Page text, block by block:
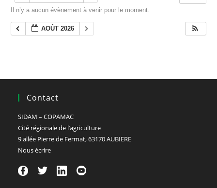
Il n’y a aucun évènement à venir pour le moment.
AOÛT 2026
Contact
SIDAM – COPAMAC
Cité régionale de l’agriculture
9 allée Pierre de Fermat, 63170 AUBIERE
Nous écrire